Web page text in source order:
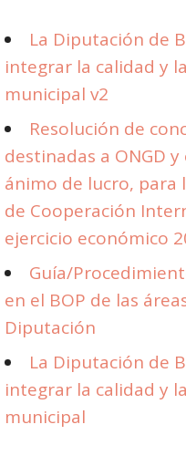
La Diputación de
integrar la calidad y
municipal v2
Resolución de
destinadas a ONGD
ánimo de lucro, para
de Cooperación
ejercicio económico
Guía/
en el BOP de las
Diputación
La Diputación de
integrar la calidad y
municipal